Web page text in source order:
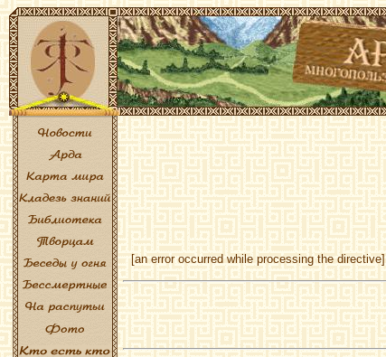
[an error occurred while processing the directive]